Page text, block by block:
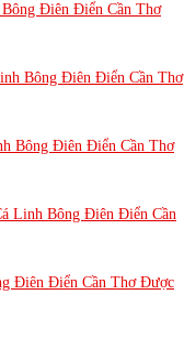
Điên Điển Cần Thơ
Bông Điên Điển Cần Thơ
Bông Điên Điển Cần Thơ
Linh Bông Điên Điển Cần
Điên Điển Cần Thơ Được